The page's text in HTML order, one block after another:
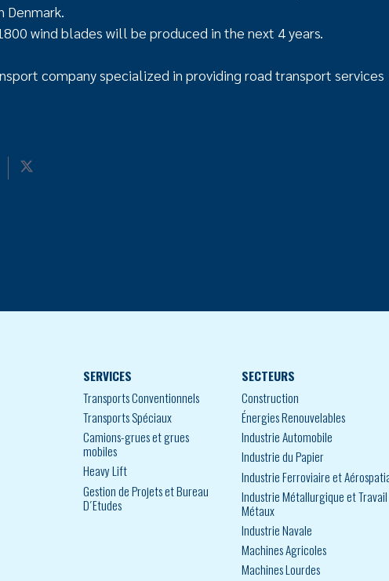
wind blades will be produced in the next 4 years.
company specialized in providing road transport services
SERVICES
Transports Conventionnels
Transports Spéciaux
Camions-grues et grues
mobiles
Heavy Lift
Gestion de Projets et Bureau
D´Etudes
SECTEURS
Construction
Énergies Renouvelables
Industrie Automobile
Industrie du Papier
Industrie Ferroviaire et
Industrie Métallurgique et
Métaux
Industrie Navale
Machines Agricoles
Machines Lourdes